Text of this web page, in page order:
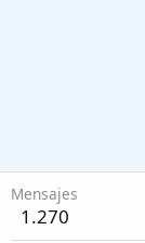
Mensajes
1.270